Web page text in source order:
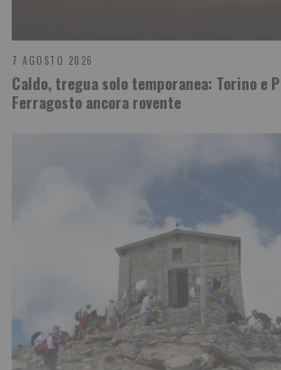
7 AGOSTO 2026
Caldo, tregua solo temporanea: Torino e
Ferragosto ancora rovente